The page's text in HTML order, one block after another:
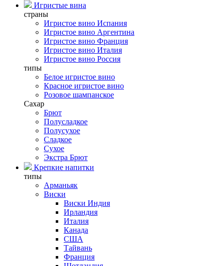
Игристые вина
страны
Игристое вино Испания
Игристое вино Аргентина
Игристое вино Франция
Игристое вино Италия
Игристое вино Россия
типы
Белое игристое вино
Красное игристое вино
Розовое шампанское
Сахар
Брют
Полусладкое
Полусухое
Сладкое
Сухое
Экстра Брют
Крепкие напитки
типы
Арманьяк
Виски
Виски Индия
Ирландия
Италия
Канада
США
Тайвань
Франция